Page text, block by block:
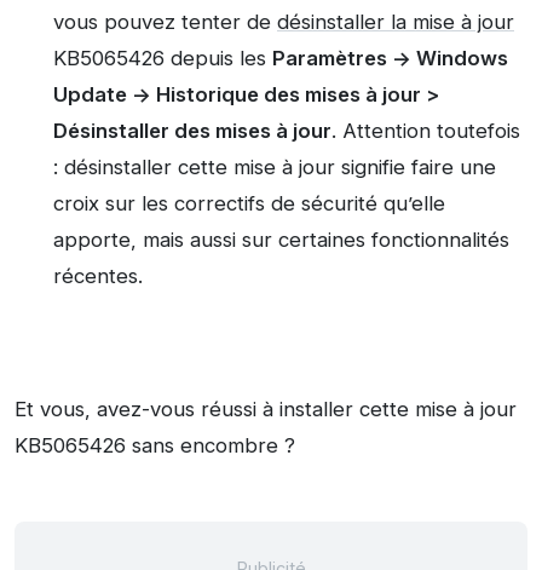
vous pouvez tenter de désinstaller la mise à jour
KB5065426 depuis les Paramètres -> Windows
Update -> Historique des mises à jour >
Désinstaller des mises à jour. Attention toutefois
: désinstaller cette mise à jour signifie faire une
croix sur les correctifs de sécurité qu’elle
apporte, mais aussi sur certaines fonctionnalités
récentes.
Et vous, avez-vous réussi à installer cette mise à jour
KB5065426 sans encombre ?